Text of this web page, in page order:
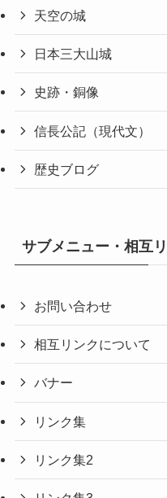
天空の城
日本三大山城
史跡・銅像
信長公記（現代文）
歴史ブログ
サブメニュー・相互
お問い合わせ
相互リンクについて
バナー
リンク集
リンク集2